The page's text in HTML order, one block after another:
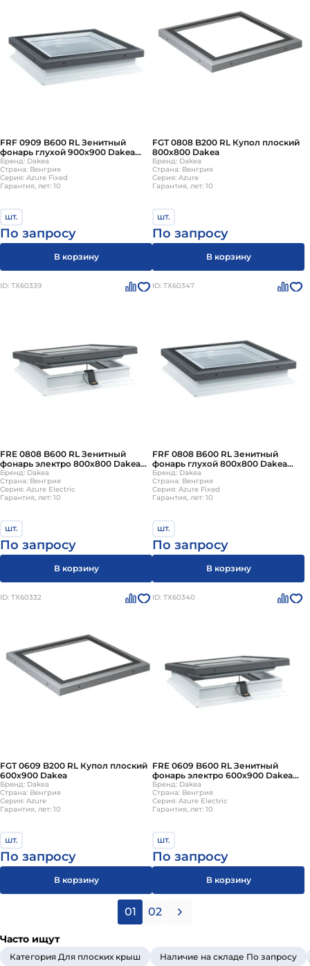
FRF 0909 B600 RL Зенитный
фонарь глухой 900х900 Dakea
(без купола)
Бренд: Dakea
Страна: Венгрия
Серия: Azure Fixed
Гарантия, лет: 10
шт.
По запросу
В корзину
FGT 0808 B200 RL Купол плоский
800х800 Dakea
Бренд: Dakea
Страна: Венгрия
Серия: Azure
Гарантия, лет: 10
шт.
По запросу
В корзину
ID: ТХ60339
FRE 0808 B600 RL Зенитный
фонарь электро 800х800 Dakea
(без купола)
Бренд: Dakea
Страна: Венгрия
Серия: Azure Electric
Гарантия, лет: 10
шт.
По запросу
В корзину
ID: ТХ60347
FRF 0808 B600 RL Зенитный
фонарь глухой 800х800 Dakea
(без купола)
Бренд: Dakea
Страна: Венгрия
Серия: Azure Fixed
Гарантия, лет: 10
шт.
По запросу
В корзину
ID: ТХ60332
FGT 0609 B200 RL Купол плоский
600х900 Dakea
Бренд: Dakea
Страна: Венгрия
Серия: Azure
Гарантия, лет: 10
шт.
По запросу
В корзину
ID: ТХ60340
FRE 0609 B600 RL Зенитный
фонарь электро 600х900 Dakea
(без купола)
Бренд: Dakea
Страна: Венгрия
Серия: Azure Electric
Гарантия, лет: 10
шт.
По запросу
В корзину
01 02
Часто ищут
Категория Для плоских крыш Наличие на складе По запросу